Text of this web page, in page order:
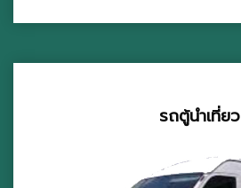
รถตู้นำเที่ยว